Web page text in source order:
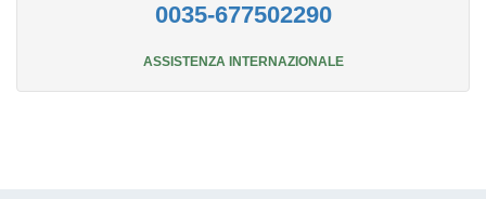
0035-677502290
ASSISTENZA INTERNAZIONALE